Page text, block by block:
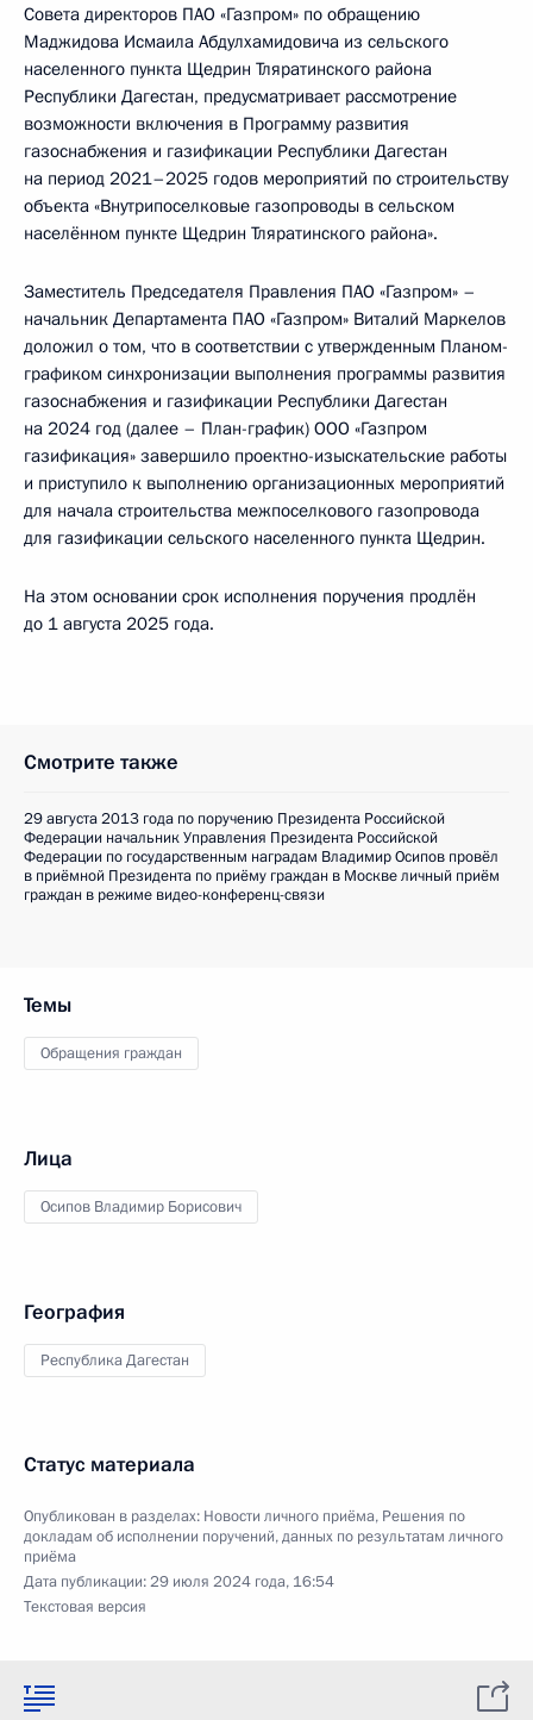
Совета директоров ПАО «Газпром» по обращению
Маджидова Исмаила Абдулхамидовича из сельского
населенного пункта Щедрин Тляратинского района
Республики Дагестан, предусматривает рассмотрение
возможности включения в Программу развития
газоснабжения и газификации Республики Дагестан
на период 2021–2025 годов мероприятий по строительству
объекта «Внутрипоселковые газопроводы в сельском
населённом пункте Щедрин Тляратинского района».
Заместитель Председателя Правления ПАО «Газпром» –
начальник Департамента ПАО «Газпром» Виталий Маркелов
доложил о том, что в соответствии с утвержденным Планом-
графиком синхронизации выполнения программы развития
газоснабжения и газификации Республики Дагестан
на 2024 год (далее – План-график) ООО «Газпром
газификация» завершило проектно-изыскательские работы
и приступило к выполнению организационных мероприятий
для начала строительства межпоселкового газопровода
для газификации сельского населенного пункта Щедрин.
На этом основании срок исполнения поручения продлён
до 1 августа 2025 года.
Смотрите также
29 августа 2013 года по поручению Президента Российской
Федерации начальник Управления Президента Российской
Федерации по государственным наградам Владимир Осипов провёл
в приёмной Президента по приёму граждан в Москве личный приём
граждан в режиме видео-конференц-связи
Темы
Обращения граждан
Лица
Осипов Владимир Борисович
География
Республика Дагестан
Статус материала
Опубликован в разделах: Новости личного приёма, Решения по
докладам об исполнении поручений, данных по результатам личного
приёма
Дата публикации:29 июля 2024 года, 16:54
Текстовая версия